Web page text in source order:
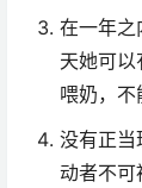
在一年之
天她可
喂奶，不
没有正当
动者不可